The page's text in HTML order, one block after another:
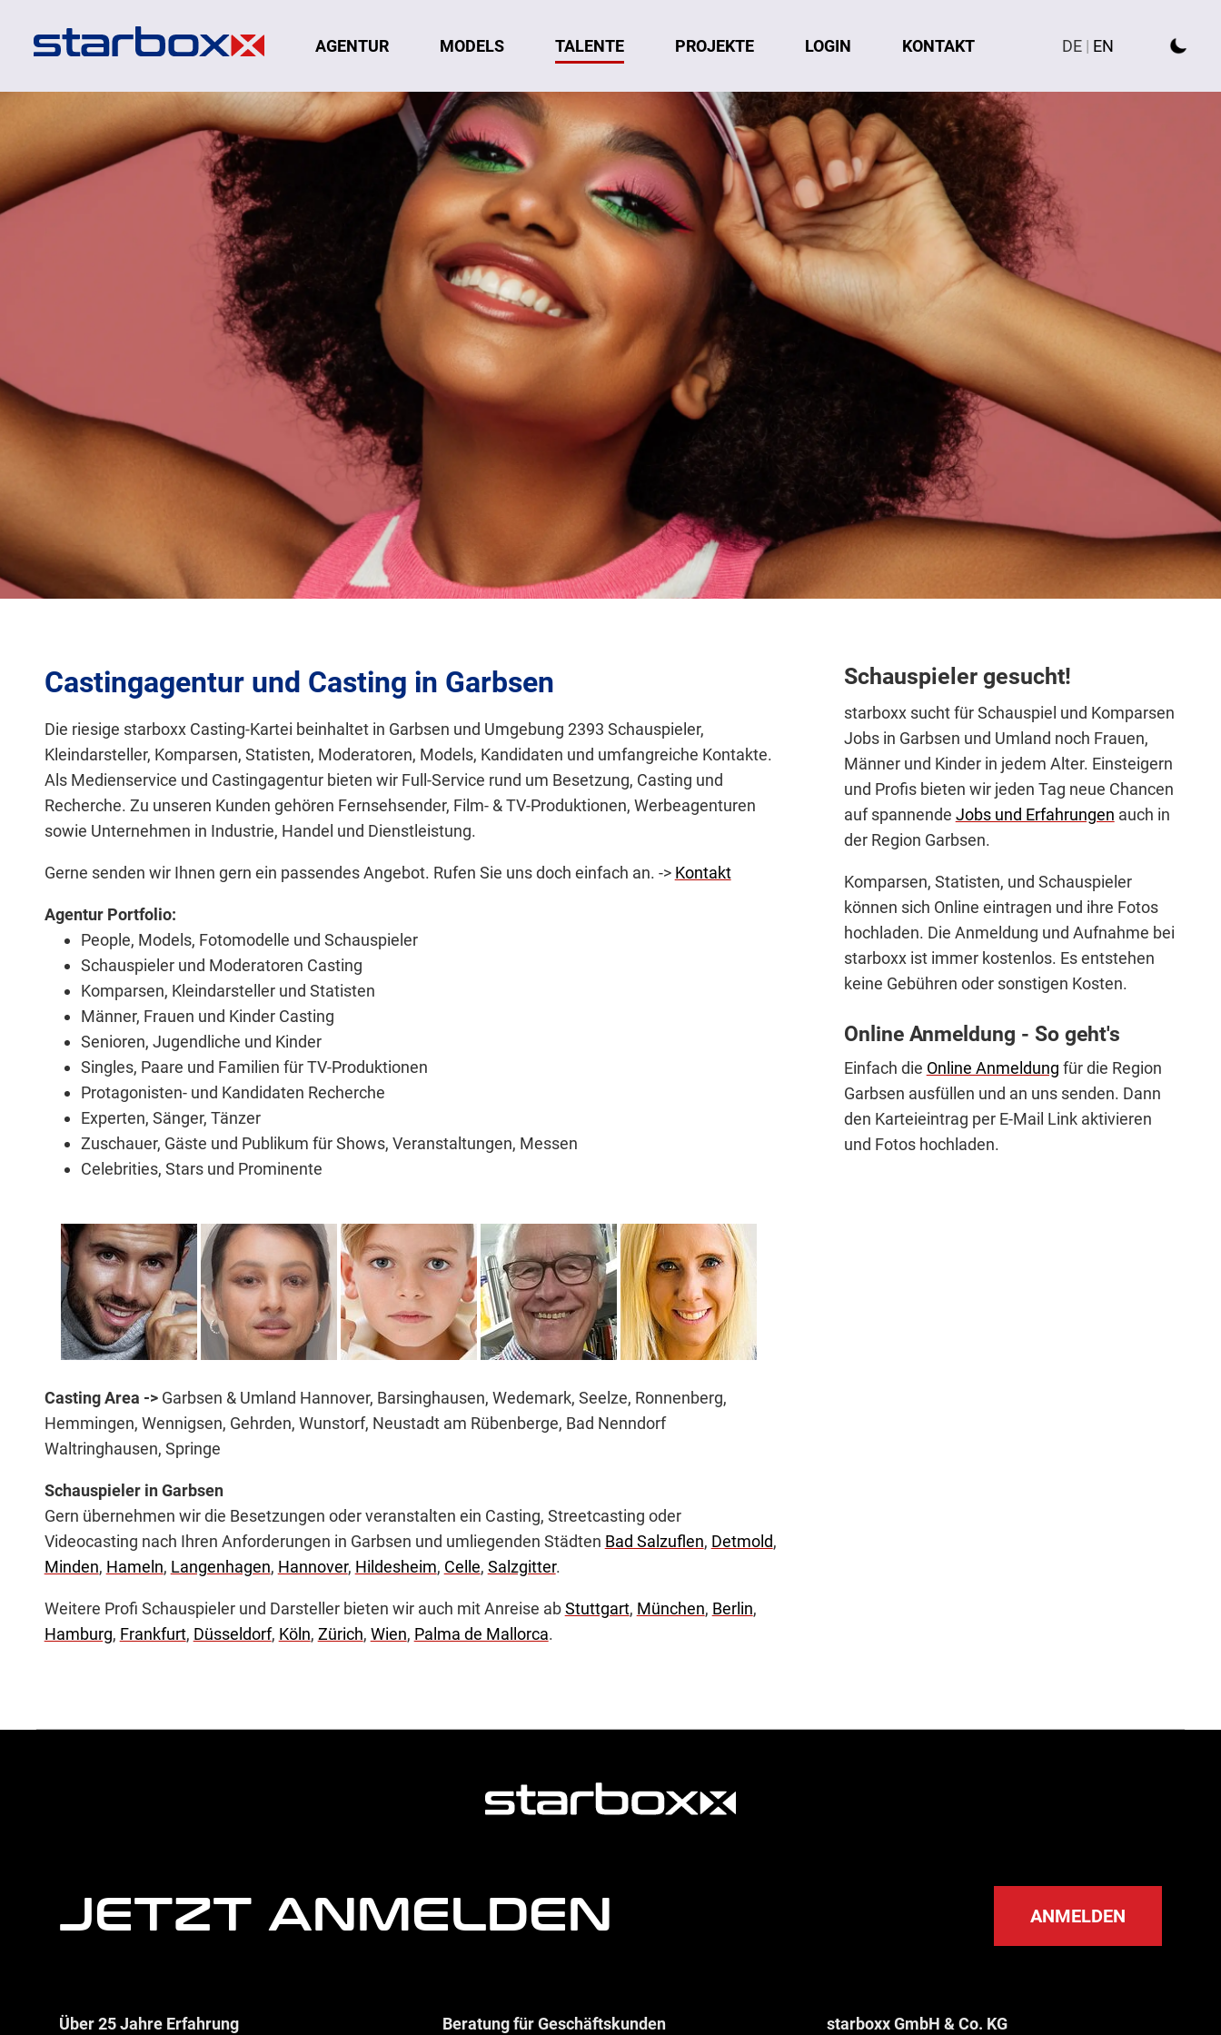
Navigation AGENTUR MODELS TALENTE PROJEKTE LOGIN KONTAKT DE | EN
Castingagentur und Casting in Garbsen
Die riesige starboxx Casting-Kartei beinhaltet in Garbsen und Umgebung 2393 Schauspieler,
Kleindarsteller, Komparsen, Statisten, Moderatoren, Models, Kandidaten und umfangreiche Kontakte.
Als Medienservice und Castingagentur bieten wir Full-Service rund um Besetzung, Casting und
Recherche. Zu unseren Kunden gehören Fernsehsender, Film- & TV-Produktionen, Werbeagenturen
sowie Unternehmen in Industrie, Handel und Dienstleistung.
Gerne senden wir Ihnen gern ein passendes Angebot. Rufen Sie uns doch einfach an. -> Kontakt
Agentur Portfolio:
People, Models, Fotomodelle und Schauspieler
Schauspieler und Moderatoren Casting
Komparsen, Kleindarsteller und Statisten
Männer, Frauen und Kinder Casting
Senioren, Jugendliche und Kinder
Singles, Paare und Familien für TV-Produktionen
Protagonisten- und Kandidaten Recherche
Experten, Sänger, Tänzer
Zuschauer, Gäste und Publikum für Shows, Veranstaltungen, Messen
Celebrities, Stars und Prominente
Casting Area -> Garbsen & Umland Hannover, Barsinghausen, Wedemark, Seelze, Ronnenberg,
Hemmingen, Wennigsen, Gehrden, Wunstorf, Neustadt am Rübenberge, Bad Nenndorf
Waltringhausen, Springe
Schauspieler in Garbsen
Gern übernehmen wir die Besetzungen oder veranstalten ein Casting, Streetcasting oder
Videocasting nach Ihren Anforderungen in Garbsen und umliegenden Städten Bad Salzuflen, Detmold,
Minden, Hameln, Langenhagen, Hannover, Hildesheim, Celle, Salzgitter.
Weitere Profi Schauspieler und Darsteller bieten wir auch mit Anreise abStuttgart, München, Berlin,
Hamburg, Frankfurt, Düsseldorf, Köln, Zürich, Wien, Palma de Mallorca.
Schauspieler gesucht!
starboxx sucht für Schauspiel und Komparsen
Jobs in Garbsen und Umland noch Frauen,
Männer und Kinder in jedem Alter. Einsteigern
und Profis bieten wir jeden Tag neue Chancen
auf spannende Jobs und Erfahrungen auch in
der Region Garbsen.
Komparsen, Statisten, und Schauspieler
können sich Online eintragen und ihre Fotos
hochladen. Die Anmeldung und Aufnahme bei
starboxx ist immer kostenlos. Es entstehen
keine Gebühren oder sonstigen Kosten.
Online Anmeldung - So geht's
Einfach die Online Anmeldung für die Region
Garbsen ausfüllen und an uns senden. Dann
den Karteieintrag per E-Mail Link aktivieren
und Fotos hochladen.
JETZT ANMELDEN ANMELDEN
Über 25 Jahre Erfahrung Beratung für Geschäftskunden starboxx GmbH & Co. KG